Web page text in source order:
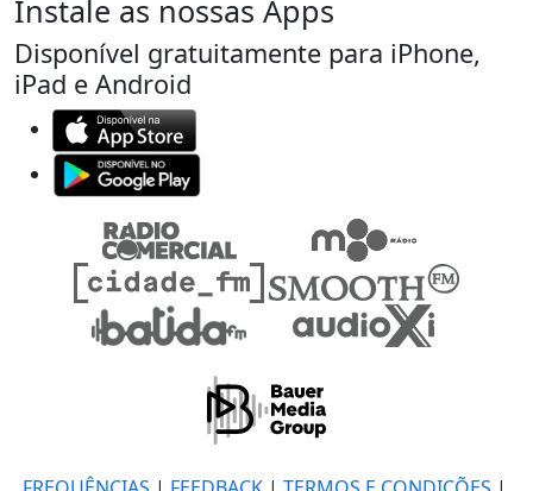
Instale as nossas Apps
Disponível gratuitamente para iPhone,
iPad e Android